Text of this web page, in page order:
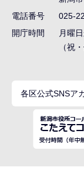
シ
ョ
ま
電話番号
025-
開庁時間
月曜
（祝
各区公式SNSア